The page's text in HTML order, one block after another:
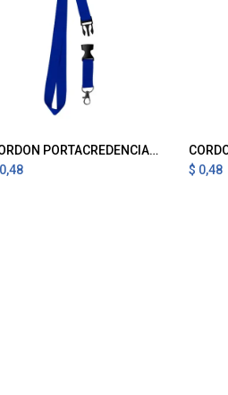
Agregar al Carrito
CORDON PORTACREDENCIAL Y PORTA LLAVES AZUL
0,48
$ 0,48